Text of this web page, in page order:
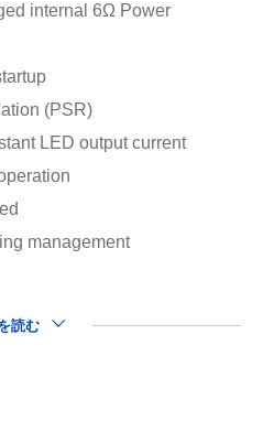
internal 6Ω Power
(PSR)
LED output current
management
読む